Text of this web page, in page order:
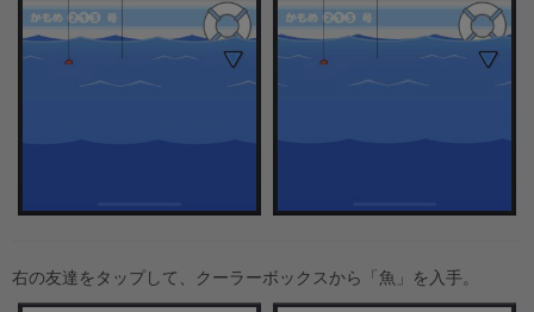
右の友達をタップして、クーラーボックスから「魚」を入手。